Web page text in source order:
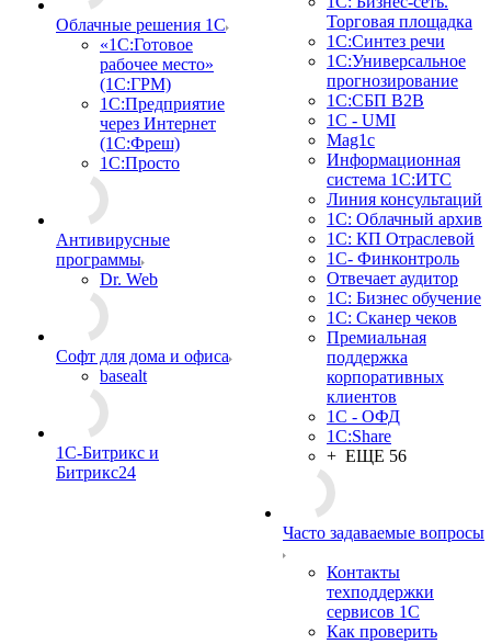
Облачные решения 1С
«1C:Готовое
рабочее место»
(1С:ГРМ)
1С:Предприятие
через Интернет
(1С:Фреш)
1С:Просто
Антивирусные
программы
Dr. Web
Софт для дома и офиса
basealt
1С-Битрикс и
Битрикс24
Торговая площадка
1С:Синтез речи
1С:Универсальное
прогнозирование
1С:СБП B2B
1C - UMI
Mag1c
Информационная
система 1С:ИТС
Линия консультаций
1С: Облачный архив
1С: КП Отраслевой
1С- Финконтроль
Отвечает аудитор
1С: Бизнес обучение
1С: Сканер чеков
Премиальная
поддержка
корпоративных
клиентов
1С - ОФД
1С:Share
+ ЕЩЕ 56
Часто задаваемые вопросы
Контакты
техподдержки
сервисов 1С
Как проверить